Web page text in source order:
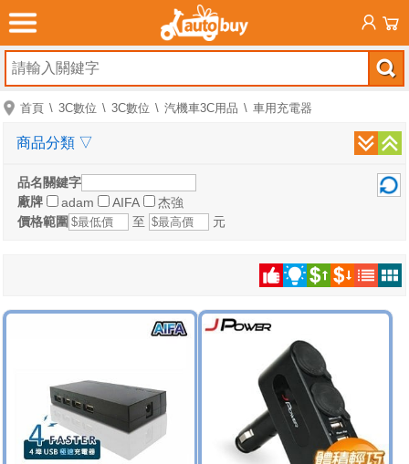
首頁 3C數位 3C數位 汽機車3C用品 車用充電器
品名關鍵字
廠牌
adam AIFA
杰強
價格範圍
至 元
商品分類 ▽